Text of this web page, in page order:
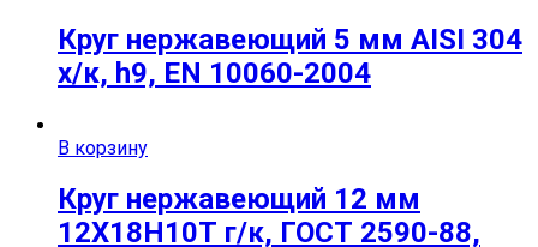
Круг нержавеющий 5 мм AISI 304
х/к, h9, EN 10060-2004
В корзину
Круг нержавеющий 12 мм
12Х18Н10Т г/к, ГОСТ 2590-88,